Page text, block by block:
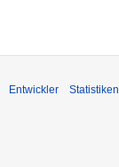
Entwickler Statistiken